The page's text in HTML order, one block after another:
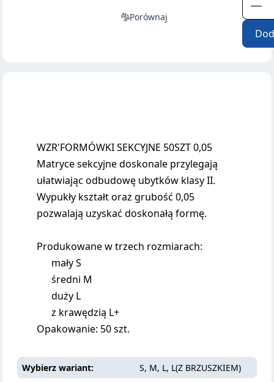
Porównaj
WZR'FORMÓWKI SEKCYJNE 50SZT 0,05
Matryce sekcyjne doskonale przylegają
ułatwiając odbudowę ubytków klasy II.
Wypukły kształt oraz grubość 0,05
pozwalają uzyskać doskonałą formę.
Produkowane w trzech rozmiarach:
mały S
średni M
duży L
z krawędzią L+
Opakowanie: 50 szt.
Wybierz wariant S, M, L, L(Z BRZUSZKIEM)